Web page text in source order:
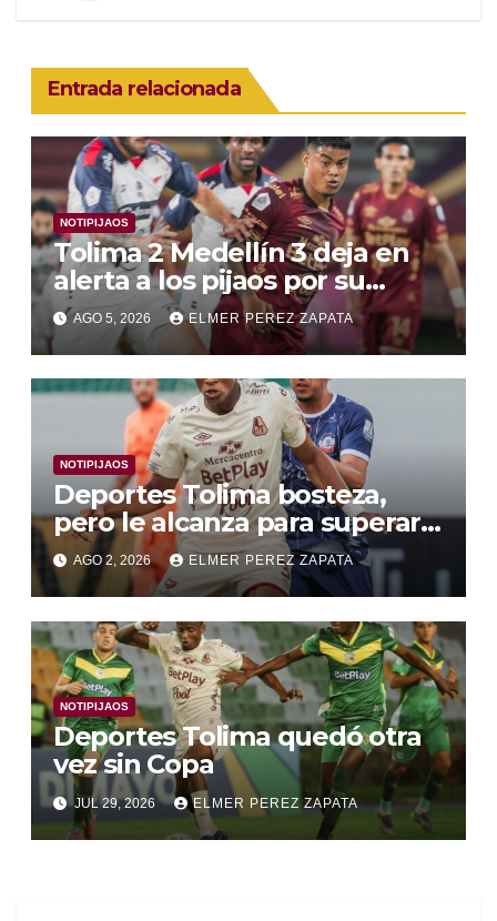
Entrada relacionada
NOTIPIJAOS
Tolima 2 Medellín 3 deja en
alerta a los pijaos por su
fútbol irregular
AGO 5, 2026 ELMER PEREZ ZAPATA
NOTIPIJAOS
Deportes Tolima bosteza,
pero le alcanza para superar a
Alianza Valledupar 2 A 1
AGO 2, 2026 ELMER PEREZ ZAPATA
NOTIPIJAOS
Deportes Tolima quedó otra
vez sin Copa
JUL 29, 2026 ELMER PEREZ ZAPATA